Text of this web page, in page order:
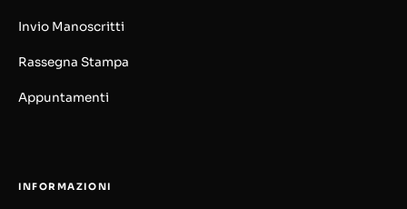
Invio Manoscritti
Rassegna Stampa
Appuntamenti
INFORMAZIONI